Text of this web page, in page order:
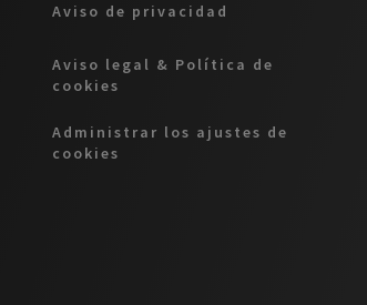
Aviso de privacidad
Aviso legal & Política de
cookies
Administrar los ajustes de
cookies